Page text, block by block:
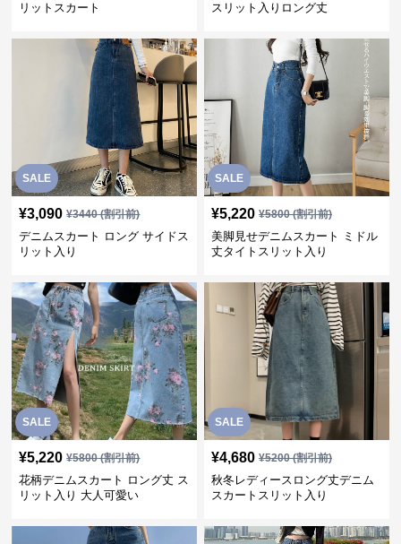
リットスカート
スリット入りロング丈
SALE
¥3,090 ¥3440(割引前)
デニムスカート ロング サイドス
リット入り
SALE
¥5,220 ¥5800(割引前)
美脚見せデニムスカート ミドル
丈タイトスリット入り
SALE
¥5,220 ¥5800(割引前)
花柄デニムスカート ロング丈 ス
リット入り 大人可愛い
SALE
¥4,680 ¥5200(割引前)
秋冬レディースロング丈デニム
スカートスリット入り